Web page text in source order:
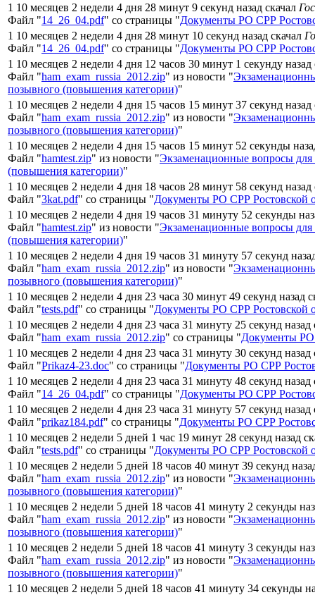
1 10 месяцев 2 недели 4 дня 28 минут 9 секунд назад скачал
Файл "14_26_04.pdf" со страницы "Документы РО СРР
1 10 месяцев 2 недели 4 дня 28 минут 10 секунд назад скачал
Файл "14_26_04.pdf" со страницы "Документы РО СРР
1 10 месяцев 2 недели 4 дня 12 часов 30 минут 1 секунду назад
Файл "ham_exam_russia_2012.zip" из новости "
позывного (повышения категории)"
1 10 месяцев 2 недели 4 дня 15 часов 15 минут 37 секунд назад
Файл "ham_exam_russia_2012.zip" из новости "
позывного (повышения категории)"
1 10 месяцев 2 недели 4 дня 15 часов 15 минут 52 секунды
Файл "hamtest.zip" из новости "Экзаменационные вопросы
(повышения категории)"
1 10 месяцев 2 недели 4 дня 18 часов 28 минут 58 секунд назад
Файл "3kat.pdf" со страницы "Документы РО СРР Ростовской
1 10 месяцев 2 недели 4 дня 19 часов 31 минуту 52 секунды
Файл "hamtest.zip" из новости "Экзаменационные вопросы
(повышения категории)"
1 10 месяцев 2 недели 4 дня 19 часов 31 минуту 57 секунд
Файл "ham_exam_russia_2012.zip" из новости "
позывного (повышения категории)"
1 10 месяцев 2 недели 4 дня 23 часа 30 минут 49 секунд назад
Файл "tests.pdf" со страницы "Документы РО СРР Ростовской
1 10 месяцев 2 недели 4 дня 23 часа 31 минуту 25 секунд назад
Файл "ham_exam_russia_2012.zip" со страницы "Документы РО
1 10 месяцев 2 недели 4 дня 23 часа 31 минуту 30 секунд назад
Файл "Prikaz4-23.doc" со страницы "Документы РО СРР
1 10 месяцев 2 недели 4 дня 23 часа 31 минуту 48 секунд назад
Файл "14_26_04.pdf" со страницы "Документы РО СРР
1 10 месяцев 2 недели 4 дня 23 часа 31 минуту 57 секунд назад
Файл "prikaz184.pdf" со страницы "Документы РО СРР
1 10 месяцев 2 недели 5 дней 1 час 19 минут 28 секунд назад
Файл "tests.pdf" со страницы "Документы РО СРР Ростовской
1 10 месяцев 2 недели 5 дней 18 часов 40 минут 39 секунд
Файл "ham_exam_russia_2012.zip" из новости "
позывного (повышения категории)"
1 10 месяцев 2 недели 5 дней 18 часов 41 минуту 2 секунды
Файл "ham_exam_russia_2012.zip" из новости "
позывного (повышения категории)"
1 10 месяцев 2 недели 5 дней 18 часов 41 минуту 3 секунды
Файл "ham_exam_russia_2012.zip" из новости "
позывного (повышения категории)"
1 10 месяцев 2 недели 5 дней 18 часов 41 минуту 34 секунды